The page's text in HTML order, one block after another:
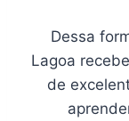
Dessa
Lagoa
de